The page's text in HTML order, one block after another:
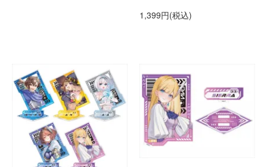
1,399円(税込)